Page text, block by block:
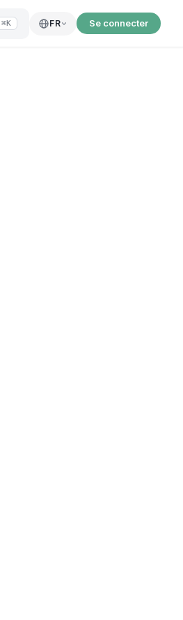
⌘K FR Se connecter